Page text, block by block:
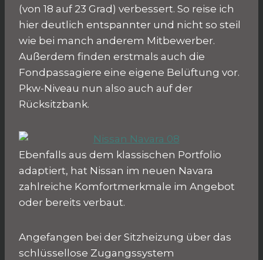
(von 18 auf 23 Grad) verbessert. So reise ich
hier deutlich entspannter und nicht so steil
wie bei manch anderem Mitbewerber.
Außerdem finden erstmals auch die
Fondpassagiere eine eigene Belüftung vor.
Pkw-Niveau nun also auch auf der
Rücksitzbank.
Ebenfalls aus dem klassischen Portfolio
adaptiert, hat Nissan im neuen Navara
zahlreiche Komfortmerkmale im Angebot
oder bereits verbaut.
Angefangen bei der Sitzheizung über das
schlüssellose Zugangssystem